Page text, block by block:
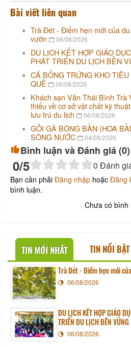
Bài viết liên quan
Trà Đét - Điểm hẹn mới của
vườn
06/08/2026
DU LỊCH KẾT HỢP GIÁO
PHÁT TRIỂN DU LỊCH BỀN
CÁ BỐNG TRỨNG KHO
QUÊ
06/08/2026
Khách sạn Văn Thái Bình Trà
thiểu về cơ sở vật chất kỹ
lưu trú du lịch
06/08/2026
GỎI GÀ BÔNG BẦN (HOA
SÔNG NƯỚC
04/08/2026
Bình luận và Đánh giá (0)
0/5 0 Đánh
Bạn cần phải Đăng nhập hoặc Đăng
bình luận.
Chưa có bình
TIN MỚI NHẤT TIN NỔI BẬT
Trà Đét - Điểm hẹn mới
06/08/2026
DU LỊCH KẾT HỢP GIÁO
TRIỂN DU LỊCH BỀN VỮNG
06/08/2026